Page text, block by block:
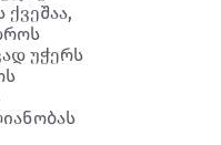
ქვეშაა,
უჭერს